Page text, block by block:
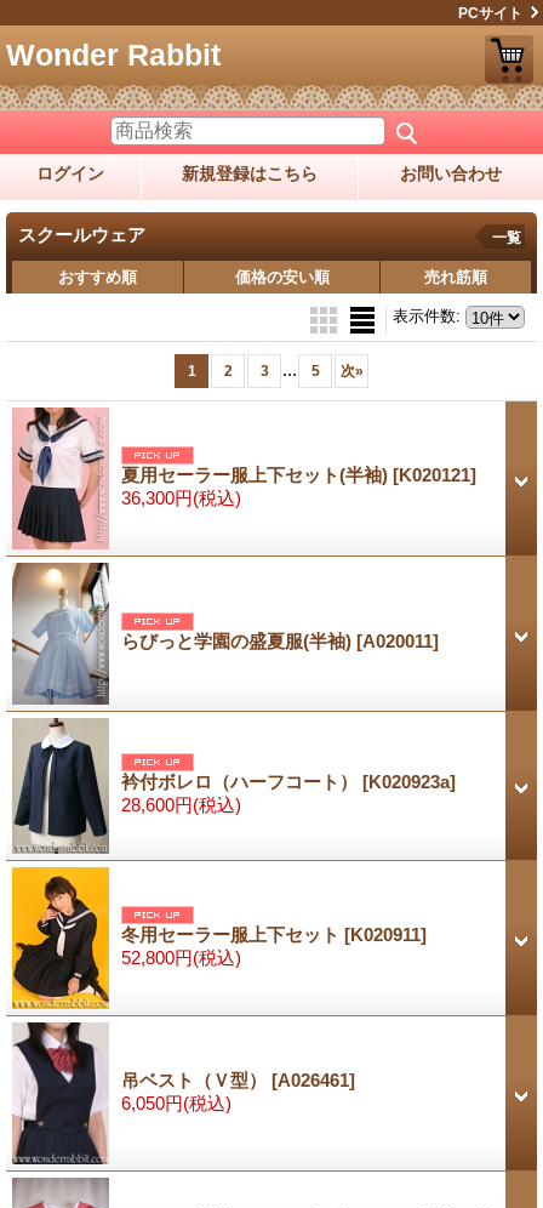
PCサイト
Wonder Rabbit
ログイン 新規登録はこちら お問い合わせ
スクールウェア 一覧
おすすめ順 価格の安い順 売れ筋順
表示件数:
1 2 3 ... 5 次»
夏用セーラー服上下セット(半袖) [K020121]
36,300円(税込)
らびっと学園の盛夏服(半袖) [A020011]
衿付ボレロ（ハーフコート） [K020923a]
28,600円(税込)
冬用セーラー服上下セット [K020911]
52,800円(税込)
吊ベスト（Ｖ型） [A026461]
6,050円(税込)